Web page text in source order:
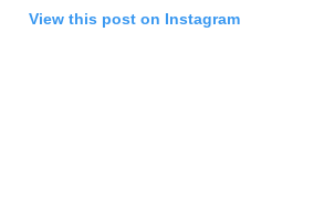
View this post on Instagram